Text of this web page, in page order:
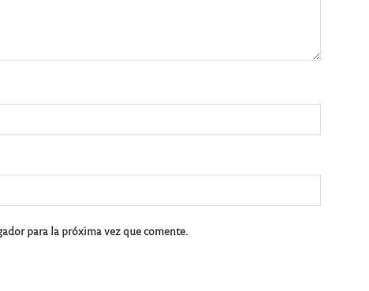
para la próxima vez que comente.